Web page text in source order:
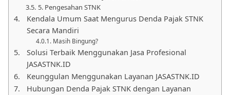
5. Pengesahan STNK
Kendala Umum Saat Mengurus Denda Pajak STNK
Secara Mandiri
Masih Bingung?
Solusi Terbaik Menggunakan Jasa Profesional
JASASTNK.ID
Keunggulan Menggunakan Layanan JASASTNK.ID
Hubungan Denda Pajak STNK dengan Layanan